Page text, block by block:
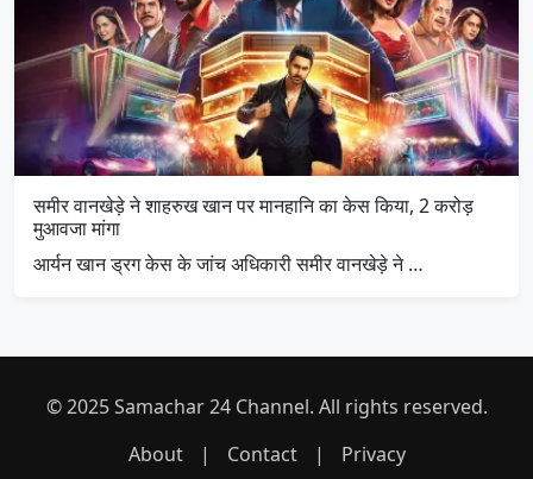
समीर वानखेड़े ने शाहरुख खान पर मानहानि का केस किया, 2 करोड़
मुआवजा मांगा
आर्यन खान ड्रग केस के जांच अधिकारी समीर वानखेड़े ने …
© 2025 Samachar 24 Channel. All rights reserved.
About
| Contact | Privacy